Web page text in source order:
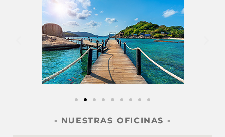
- NUESTRAS OFICINAS -